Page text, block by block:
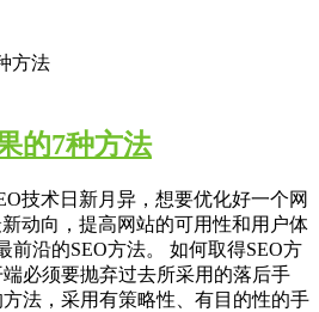
的7种方法
技术日新月异，想要优化好一个网
动向，提高网站的可用性和用户体
前沿的SEO方法。 如何取得SEO方
必须要抛弃过去所采用的落后手
法，采用有策略性、有目的性的手